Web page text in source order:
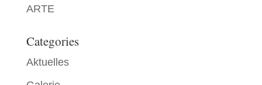
ARTE
Categories
Aktuelles